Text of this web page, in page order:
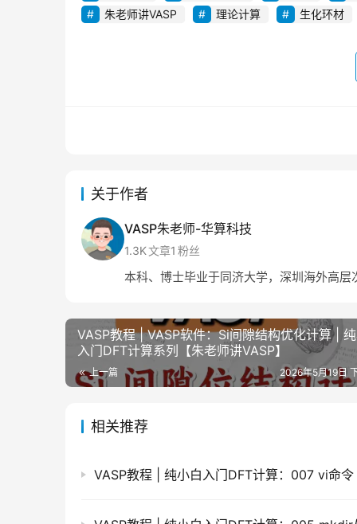
朱老师讲VASP
理论计算 生化环材
关于作者
VASP朱老师-华算科技
1.3K文章1 粉丝
本科、博士毕业于同济大学，深圳海外高
VASP教程 | VASP软件：Si间隙结构优化计算 |
入门DFT计算系列【朱老师讲VASP】
上一篇 2026年5月19日
相关推荐